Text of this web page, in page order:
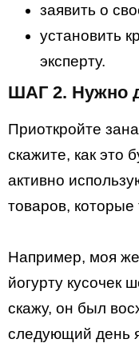
заявить о
установить
эксперту.
ШАГ 2. Нужно
Приоткройте
скажите, как это
активно
товаров,
Например, моя
йогурту кусочек
скажу, он был
следующий день